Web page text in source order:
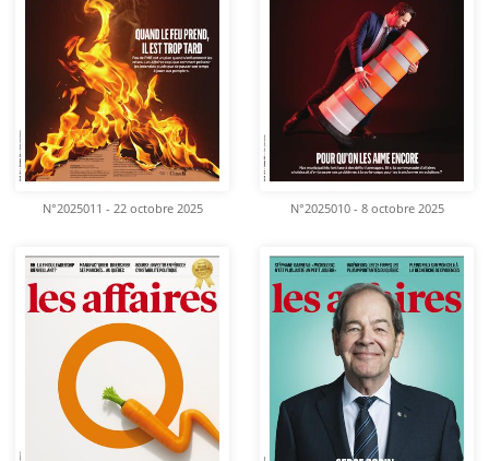
N°2025011 - 22 octobre 2025 N°2025010 - 8 octobre 2025